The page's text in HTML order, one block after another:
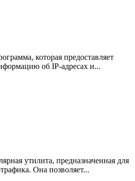
которая предоставляет
об IP-адресах и...
утилита, предназначенная для
Она позволяет...